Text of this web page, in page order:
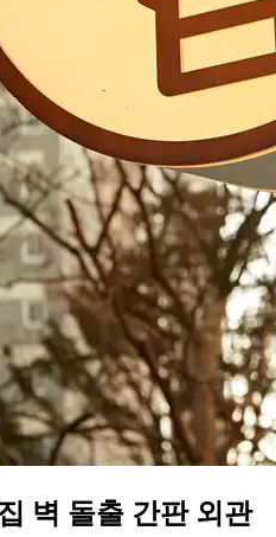
벽 돌출 간판 외관